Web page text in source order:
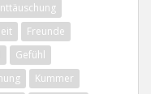
Freunde
Gefühl
Kummer